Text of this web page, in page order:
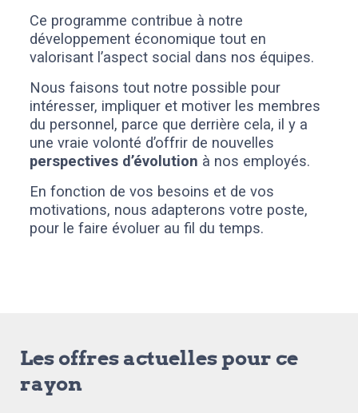
Ce programme contribue à notre
développement économique tout en
valorisant l’aspect social dans nos équipes.
Nous faisons tout notre possible pour
intéresser, impliquer et motiver les membres
du personnel, parce que derrière cela, il y a
une vraie volonté d’offrir de nouvelles
perspectives d’évolution à nos employés.
En fonction de vos besoins et de vos
motivations, nous adapterons votre poste,
pour le faire évoluer au fil du temps.
Les offres actuelles pour ce
rayon